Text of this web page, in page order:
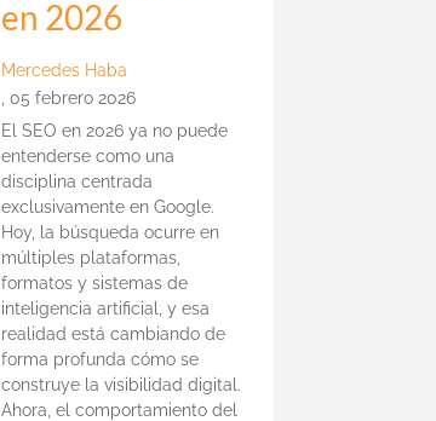
en 2026
Mercedes Haba
05 febrero 2026
El SEO en 2026 ya no puede
entenderse como una
disciplina centrada
exclusivamente en Google.
Hoy, la búsqueda ocurre en
múltiples plataformas,
formatos y sistemas de
inteligencia artificial, y esa
realidad está cambiando de
forma profunda cómo se
construye la visibilidad digital.
Ahora, el comportamiento del